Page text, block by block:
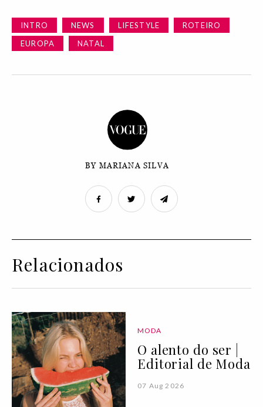
INTRO NEWS LIFESTYLE
ROTEIRO
EUROPA
NATAL
BY MARIANA SILVA
Relacionados
MODA
O alento do ser |
Editorial de Moda
07 Aug 2026